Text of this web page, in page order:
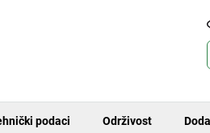
podaci Održivost